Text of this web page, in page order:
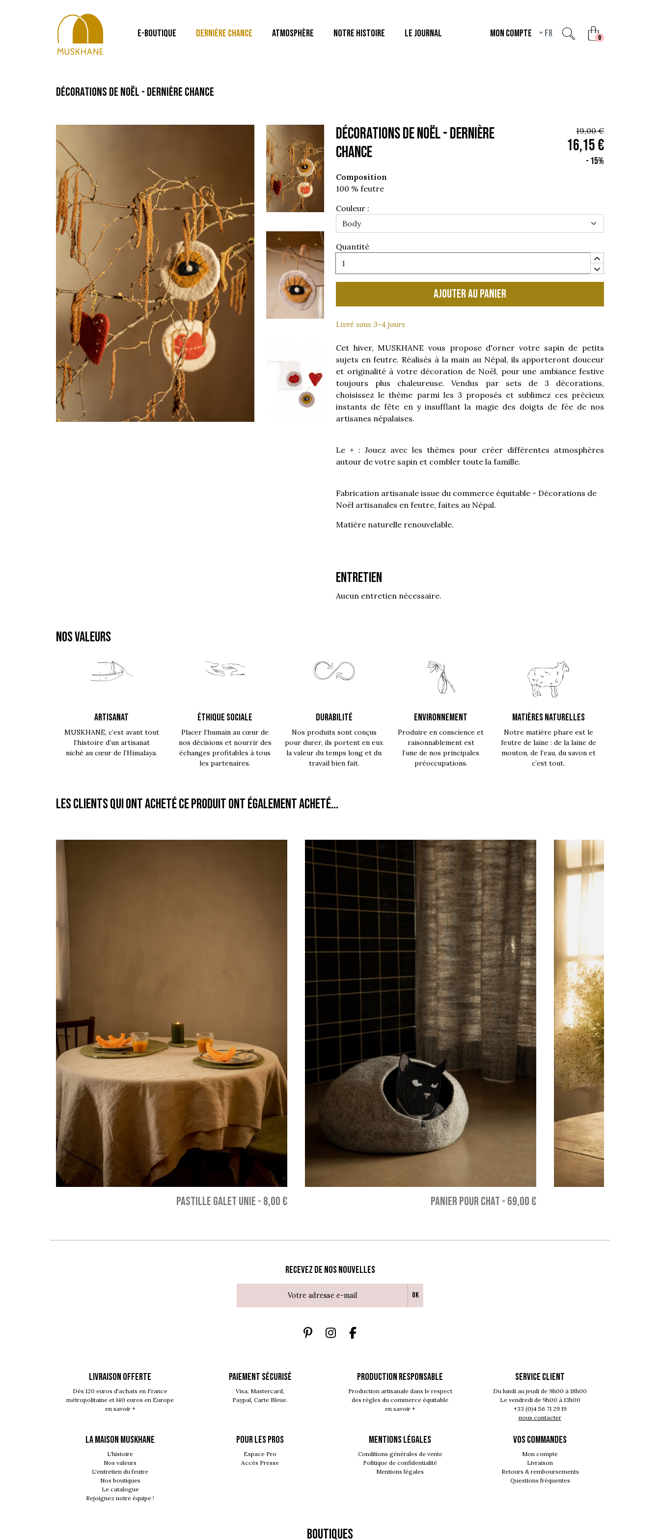
E-BOUTIQUE DERNIÈRE CHANCE ATMOSPHÈRE NOTRE HISTOIRE LE JOURNAL Mon compte fr 0unread messages
décorations de noël - dernière chance
DÉCORATIONS DE NOËL - Dernière
chance
19,00 €
16,15 €
- 15%
Composition
100 % feutre
Couleur :
Quantité
Ajouter au panier
Livré sous 3-4 jours
Cet hiver, MUSKHANE vous propose d'orner votre sapin de petits
sujets en feutre. Réalisés à la main au Népal, ils apporteront douceur
et originalité à votre décoration de Noël, pour une ambiance festive
toujours plus chaleureuse. Vendus par sets de 3 décorations,
choisissez le thème parmi les 3 proposés et sublimez ces précieux
instants de fête en y insufflant la magie des doigts de fée de nos
artisanes népalaises.
Le + : Jouez avec les thèmes pour créer différentes atmosphères
autour de votre sapin et combler toute la famille.
Fabrication artisanale issue du commerce équitable - Décorations de
Noël artisanales en feutre, faites au Népal.
Matière naturelle renouvelable.
Entretien
Aucun entretien nécessaire.
NOS VALEURS
ARTISANAT
MUSKHANE, c’est avant tout
l’histoire d’un artisanat
niché au cœur de l’Himalaya.
ÉTHIQUE SOCIALE
Placer l’humain au cœur de
nos décisions et nourrir des
échanges profitables à tous
les partenaires.
DURABILITÉ
Nos produits sont conçus
pour durer, ils portent en eux
la valeur du temps long et du
travail bien fait.
ENVIRONNEMENT
Produire en conscience et
raisonnablement est
l’une de nos principales
préoccupations.
MATIÈRES NATURELLES
Notre matière phare est le
feutre de laine : de la laine de
mouton, de l’eau, du savon et
c’est tout.
Les clients qui ont acheté ce produit ont également acheté...
PASTILLE GALET UNIE - 8,00 € PANIER POUR CHAT - 69,00 €
Recevez de nos nouvelles
Ok
LIVRAISON OFFERTE
Dès 120 euros d'achats en France
métropolitaine et 140 euros en Europe
en savoir +
PAIEMENT SÉCURISÉ
Visa, Mastercard,
Paypal, Carte Bleue.
PRODUCTION RESPONSABLE
Production artisanale dans le respect
des règles du commerce équitable
en savoir +
SERVICE CLIENT
Du lundi au jeudi de 9h00 à 18h00
Le vendredi de 9h00 à 13h00
+33 (0)4 56 71 29 19
nous contacter
LA MAISON MUSKHANE
L'histoire
Nos valeurs
L'entretien du feutre
Nos boutiques
Le catalogue
Rejoignez notre équipe !
POUR LES PROS
Espace Pro
Accès Presse
MENTIONS LÉGALES
Conditions générales de vente
Politique de confidentialité
Mentions légales
VOS COMMANDES
Mon compte
Livraison
Retours & remboursements
Questions fréquentes
Boutiques